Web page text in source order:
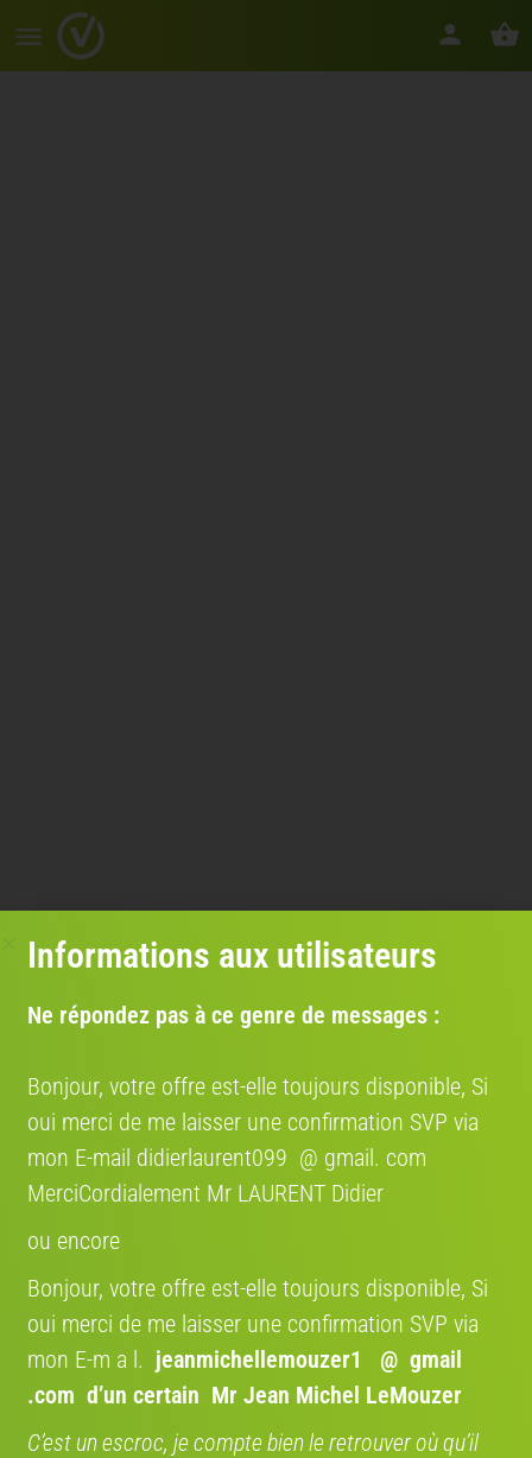
Informations aux utilisateurs
Ne répondez pas à ce genre de messages :
Bonjour, votre offre est-elle toujours disponible, Si
oui merci de me laisser une confirmation SVP via
mon E-mail didierlaurent099 @ gmail. com
MerciCordialement Mr LAURENT Didier
ou encore
Bonjour, votre offre est-elle toujours disponible, Si
oui merci de me laisser une confirmation SVP via
mon E-m a l. jeanmichellemouzer1 @ gmail
.com d’un certain Mr Jean Michel LeMouzer
C’est un escroc, je compte bien le retrouver où qu’il